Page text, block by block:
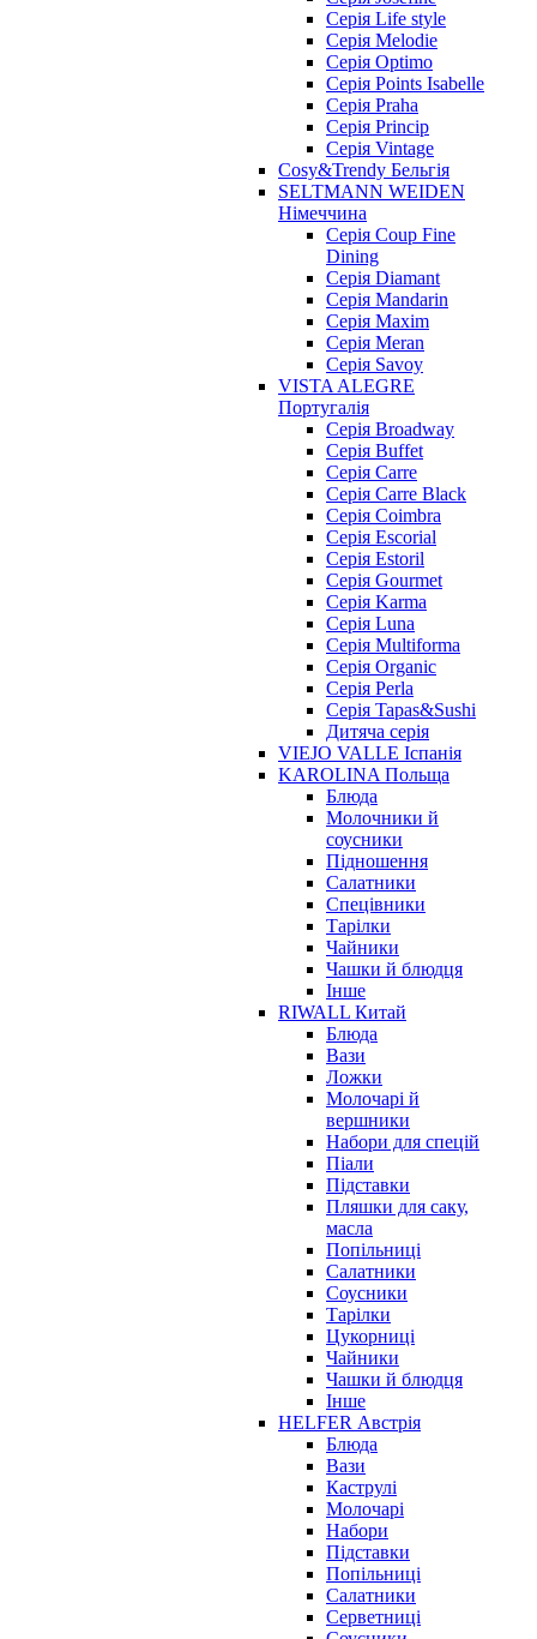
Серія Life style
Серія Melodie
Серія Optimo
Серія Points Isabelle
Серія Praha
Серія Princip
Серія Vintage
Cosy&Trendy Бельгія
SELTMANN WEIDEN
Німеччина
Cерія Coup Fine
Dining
Cерія Diamant
Cерія Mandarin
Cерія Maxim
Серія Meran
Серія Savoy
VISTA ALEGRE
Португалія
Серія Broadway
Серія Buffet
Серія Carre
Серія Carre Black
Серія Coimbra
Серія Escorial
Серія Estoril
Серія Gourmet
Серія Karma
Серія Luna
Серія Multiforma
Серія Organic
Серія Perla
Серія Tapas&Sushi
Дитяча серія
VIEJO VALLE Іспанія
KAROLINA Польща
Блюда
Молочники й
соусники
Підношення
Салатники
Спецівники
Тарілки
Чайники
Чашки й блюдця
Інше
RIWALL Китай
Блюда
Вази
Ложки
Молочарі й
вершники
Набори для спецій
Піали
Підставки
Пляшки для саку,
масла
Попільниці
Салатники
Соусники
Тарілки
Цукорниці
Чайники
Чашки й блюдця
Інше
HELFER Австрія
Блюда
Вази
Каструлі
Молочарі
Набори
Підставки
Попільниці
Салатники
Серветниці